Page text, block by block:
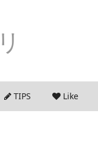
TIPS Like